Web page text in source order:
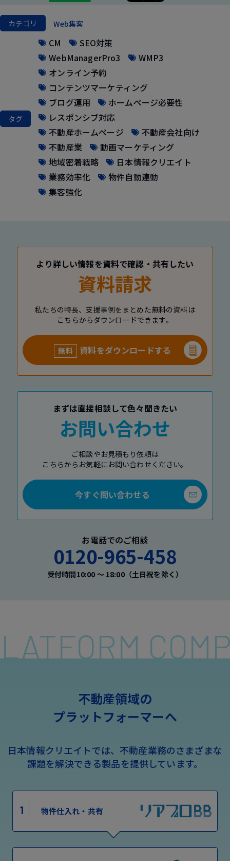
カテゴリ Web集客
タグ
CM
SEO対策
WebManagerPro3
WMP3
オンライン予約
コンテンツマーケティング
ブログ運用
ホームページ必要性
レスポンシブ対応
不動産ホームページ
不動産会社向け
不動産業
動画マーケティング
地域密着戦略
日本情報クリエイト
業務効率化
物件自動連動
集客強化
より詳しい情報を資料で確認・共有したい
資料請求
私たちの特長、支援事例をまとめた無料の資料は
こちらからダウンロードできます。
無料 資料をダウンロードする
まずは直接相談して色々聞きたい
お問い合わせ
ご相談やお見積もり依頼は
こちらからお気軽にお問い合わせください。
今すぐ問い合わせる
お電話でのご相談
0120-965-458
受付時間10:00 〜 18:00（土日祝を除く）
不動産領域の
プラットフォーマーへ
日本情報クリエイトでは、不動産業務のさまざまな
課題を解決できる製品を提供しています。
1 物件仕入れ・共有